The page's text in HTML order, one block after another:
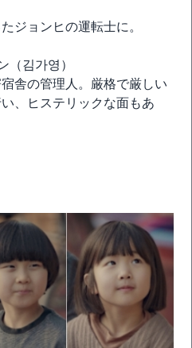
ジョンヒの運転士に。
김가영）
舎の管理人。厳格で厳しい
、ヒステリックな面もあ